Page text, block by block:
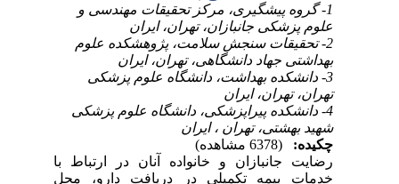
1- گروه پیشگیری، مرکز تحقیقات مهندسی و
علوم پزشکی جانبازان، تهران، ایران
2- تحقیقات سنجش سلامت، پژوهشکده علوم
بهداشتی جهاد دانشگاهی، تهران، ایران
3- دانشکده بهداشت، دانشگاه علوم پزشکی
تهران، تهران، ایران
4- دانشکده پیراپزشکی، دانشگاه علوم پزشکی
شهید بهشتی، تهران ، ایران
چکیده:
رضایت جانبازان و خانواده آنان در ارتباط با
خدمات بیمه تکمیلی در دریافت دارو، محل